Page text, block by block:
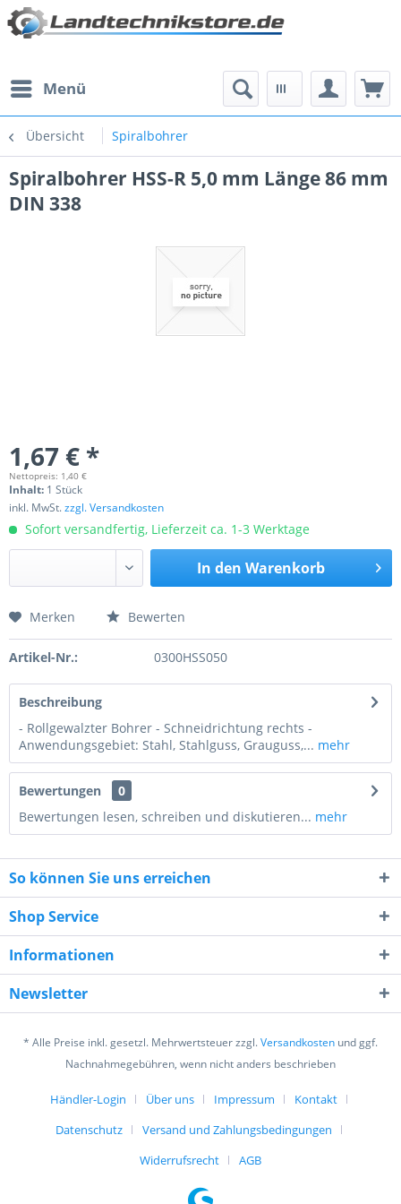
Menü
Übersicht Spiralbohrer
Spiralbohrer HSS-R 5,0 mm Länge 86 mm
DIN 338
1,67 € *
Nettopreis: 1,40 €
Inhalt: 1 Stück
inkl. MwSt.zzgl. Versandkosten
Sofort versandfertig, Lieferzeit ca. 1-3 Werktage
In den Warenkorb
Preis anfragen
10 + 6 = ?
Ich habe dieDatenschutzerklärunggelesen,
verstanden und stimme zu. *
Merken Bewerten
Artikel-Nr.: 0300HSS050
Beschreibung
- Rollgewalzter Bohrer - Schneidrichtung rechts -
Anwendungsgebiet: Stahl, Stahlguss, Grauguss,... mehr
Bewertungen
0
Bewertungen lesen, schreiben und diskutieren... mehr
So können Sie uns erreichen
Shop Service
Informationen
Newsletter
* Alle Preise inkl. gesetzl. Mehrwertsteuer zzgl.Versandkosten und ggf.
Nachnahmegebühren, wenn nicht anders beschrieben
Händler-Login Über uns Impressum
Kontakt
Datenschutz
Versand und Zahlungsbedingungen
Widerrufsrecht
AGB